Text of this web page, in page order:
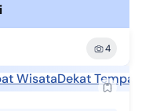
4
WisataDekat